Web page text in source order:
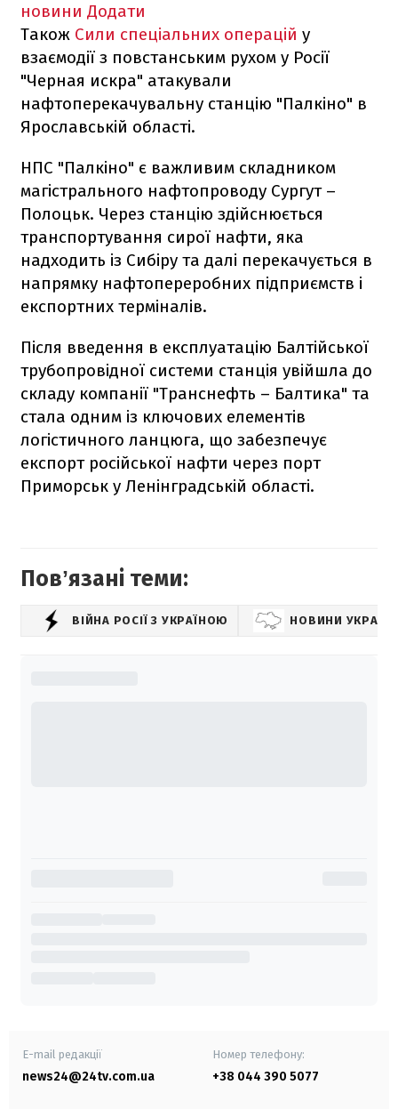
новини Додати
Також Сили спеціальних операцій у
взаємодії з повстанським рухом у Росії
"Черная искра" атакували
нафтоперекачувальну станцію "Палкіно" в
Ярославській області.
НПС "Палкіно" є важливим складником
магістрального нафтопроводу Сургут –
Полоцьк. Через станцію здійснюється
транспортування сирої нафти, яка
надходить із Сибіру та далі перекачується в
напрямку нафтопереробних підприємств і
експортних терміналів.
Після введення в експлуатацію Балтійської
трубопровідної системи станція увійшла до
складу компанії "Транснефть – Балтика" та
стала одним із ключових елементів
логістичного ланцюга, що забезпечує
експорт російської нафти через порт
Приморськ у Ленінградській області.
Повʼязані теми:
ВІЙНА РОСІЇ З УКРАЇНОЮ НОВИНИ
E-mail редакції
news24@24tv.com.ua
Номер телефону:
+38 044 390 5077